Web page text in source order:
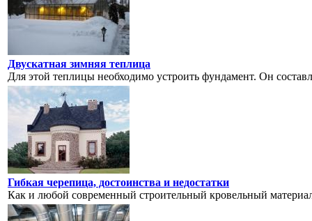
Двускатная зимняя теплица
Для этой теплицы необходимо устроить фундамент. Он
Гибкая черепица, достоинства и недостатки
Как и любой современный строительный кровельный